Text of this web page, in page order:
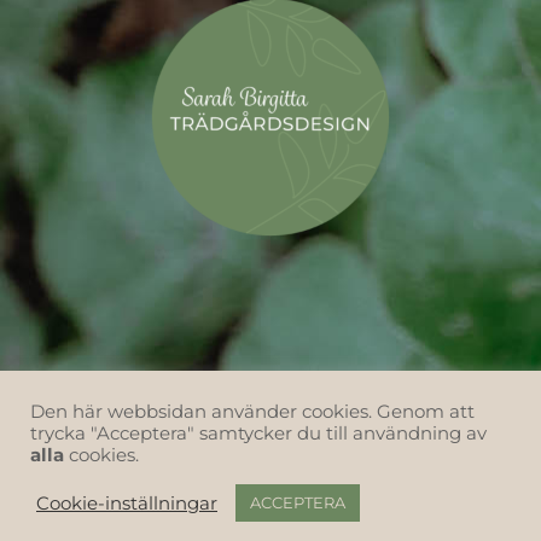
Den här webbsidan använder cookies. Genom att
trycka "Acceptera" samtycker du till användning av
alla cookies.
Cookie-inställningar ACCEPTERA